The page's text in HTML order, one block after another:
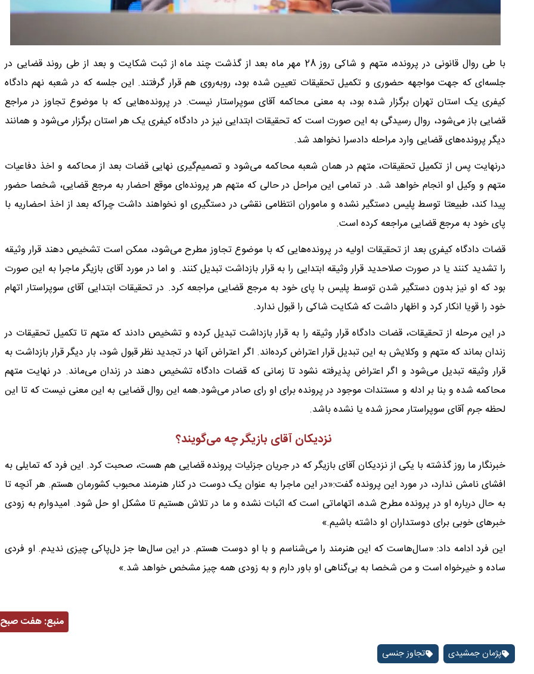
با طی روال قانونی در پرونده، متهم و شاکی ‌‌روز 28 مهر ماه بعد از گذشت چند ماه از ثبت شکایت و بعد از طی روند قضایی در
جلسه‌ای که جهت مواجهه حضوری و تکمیل تحقیقات تعیین شده بود، روبه‌روی هم قرار گرفتند. این جلسه که در شعبه نهم دادگاه
کیفری یک استان تهران برگزار شده بود، به معنی محاکمه آقای سوپراستار نیست. در پرونده‌هایی که با موضوع تجاوز در مراجع
قضایی باز می‌شود، روال رسیدگی به این صورت است که تحقیقات ابتدایی نیز در دادگاه کیفری یک هر استان برگزار می‌شود و همانند
دیگر پرونده‌های قضایی وارد مراحله دادسرا نخواهد شد.
در‌نهایت پس از تکمیل تحقیقات، متهم در همان شعبه محاکمه می‌شود و تصمیم‌گیری نهایی قضات بعد از محاکمه و اخذ دفاعیات
متهم و وکیل او انجام خواهد شد. در تمامی این مراحل در حالی که متهم هر پرونده‌ای موقع احضار به مرجع قضایی، شخصا حضور
پیدا کند، طبیعتا توسط پلیس دستگیر نشده و ماموران انتظامی نقشی در دستگیری او نخواهند داشت چرا‌که بعد از اخذ احضاریه با
پای خود به مرجع قضایی مراجعه کرده است.
قضات دادگاه کیفری بعد از تحقیقات اولیه در پرونده‌هایی که با موضوع تجاوز مطرح می‌شود، ممکن است تشخیص دهند قرار وثیقه
را تشدید کنند یا در صورت صلاحدید قرار وثیقه ابتدایی را به قرار بازداشت تبدیل کنند. و اما در مورد آقای بازیگر ‌ماجرا به این صورت
بود که او نیز بدون دستگیر شدن توسط پلیس با پای خود به مرجع قضایی مراجعه کرد. در تحقیقات ابتدایی آقای سوپر‌استار اتهام
خود را قویا انکار کرد و اظهار داشت که شکایت شاکی را قبول ندارد.
در این مرحله از تحقیقات، قضات دادگاه قرار وثیقه را به قرار بازداشت تبدیل کرده و تشخیص دادند که متهم تا تکمیل تحقیقات در
زندان بماند که متهم و وکلایش به این تبدیل قرار اعتراض کرده‌اند. اگر اعتراض آنها در تجدید نظر قبول شود، بار دیگر قرار بازداشت به
قرار وثیقه تبدیل می‌شود و اگر اعتراض پذیرفته نشود تا زمانی که قضات دادگاه تشخیص دهند در زندان می‌ماند. در نهایت متهم
محاکمه شده و بنا بر ادله و مستندات موجود در پرونده برای او رای صادر می‌شود.همه این روال قضایی به این معنی نیست که تا این
لحظه جرم آقای سوپراستار محرز شده یا نشده باشد.
نزدیکان آقای بازیگر چه می‌گویند؟
خبرنگار ما روز گذشته با یکی از نزدیکان آقای بازیگر که در جریان جزئیات پرونده قضایی هم هست، صحبت کرد. این فرد که تمایلی به
افشای نامش ندارد، در مورد این پرونده گفت:«در این ماجرا به عنوان یک دوست در کنار هنرمند محبوب کشورمان هستم. هر آنچه تا
به حال درباره او در پرونده مطرح شده، اتهاماتی است که اثبات نشده و ما در تلاش هستیم تا مشکل او حل شود. امیدوارم به زودی
خبرهای خوبی برای دوستداران او داشته باشیم.»
این فرد ادامه داد: «سال‌هاست که این هنرمند را می‌شناسم و با او دوست هستم. در این سال‌ها جز دل‌پاکی چیزی ندیدم. او فردی
ساده و خیرخواه است و من شخصا به بی‌گناهی او باور دارم و به زودی همه چیز مشخص خواهد شد.»
منبع:هفت صبح
پژمان جمشیدی تجاوز جنسی